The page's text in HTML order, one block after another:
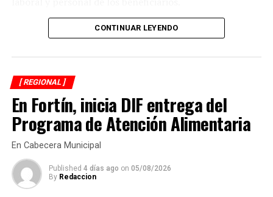
diversos actos de maltrato y crueldad, por lo que
mantener a un perro atado de forma permanente, sin
Por ello, ciudadanos señalaron que la medida debió
enfocarse en exigir la tenencia responsable de mascotas
—mantenerlas dentro de los domicilios o bajo control de
sus propietarios— y no en ordenar que todos los perros
permanezcan amarrados.
Hasta el momento, la Agencia Municipal de Xocotla no
ha informado el reglamento o disposición legal que
Durante la campaña fueron atendidas niñas, niños,
mayores, quienes previamente se sometieron a
valoraciones visuales para determinar la graduación
adecuada y recibir lentes acordes a sus necesidades.
El presidente del organismo asistencial señaló que una
buena salud visual es fundamental para el aprendizaje
de los estudiantes, el desempeño de quienes trabajan y
la autonomía de las personas adultas mayores, por lo
que refrendó el compromiso de continuar impulsando
programas que mejoren el bienestar de las familias
CONTINUAR LEYENDO
[ REGIONAL ]
En Fortín, inicia DIF entrega del
Programa de Atención Alimentaria
En Cabecera Municipal
Published 4 días ago on 05/08/2026
By Redaccion